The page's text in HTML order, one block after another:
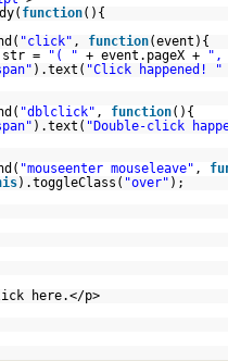
function(){
"click" , function(event){
str = "( " + event.pageX + ",
).text( "Click happened! "
"dblclick" , function(){
).text( "Double-click
"mouseenter mouseleave" ,
).toggleClass( "over" );
here.</p>